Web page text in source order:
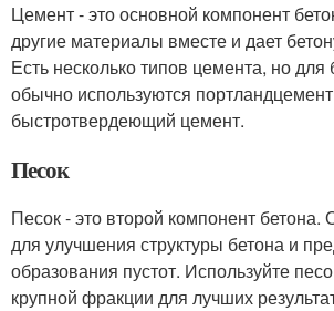
Цемент - это основной компонент
другие материалы вместе и дает
Есть несколько типов цемента, но для
обычно используются
быстротвердеющий цемент.
Песок
Песок - это второй компонент бетона.
для улучшения структуры бетона и
образования пустот. Используйте
крупной фракции для лучших